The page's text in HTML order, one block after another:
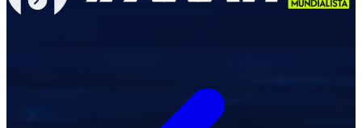
otros que pudieran generarse.
dependencia entre los participantes y la Empresa ública de
Comunicación del Ecuador EP, ni con el programa Esto es